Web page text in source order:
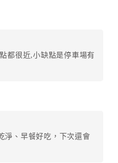
飯店）
限原訂飯店）
房)
）
逾時未提出申辦，視同無條
（限原訂飯店使用）
限原訂飯店，異動完成後不
都很近,小缺點是停車場有
淨、早餐好吃，下次還會